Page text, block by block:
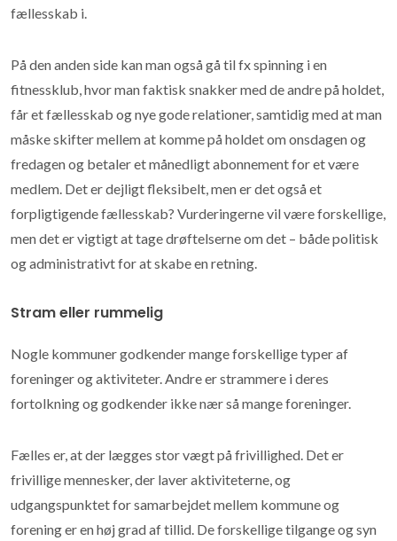
fællesskab i.
På den anden side kan man også gå til fx spinning i en
fitnessklub, hvor man faktisk snakker med de andre på holdet,
får et fællesskab og nye gode relationer, samtidig med at man
måske skifter mellem at komme på holdet om onsdagen og
fredagen og betaler et månedligt abonnement for et være
medlem. Det er dejligt fleksibelt, men er det også et
forpligtigende fællesskab? Vurderingerne vil være forskellige,
men det er vigtigt at tage drøftelserne om det – både politisk
og administrativt for at skabe en retning.
Stram eller rummelig
Nogle kommuner godkender mange forskellige typer af
foreninger og aktiviteter. Andre er strammere i deres
fortolkning og godkender ikke nær så mange foreninger.
Fælles er, at der lægges stor vægt på frivillighed. Det er
frivillige mennesker, der laver aktiviteterne, og
udgangspunktet for samarbejdet mellem kommune og
forening er en høj grad af tillid. De forskellige tilgange og syn